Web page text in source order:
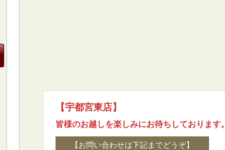
【宇都宮東店】
皆様のお越しを楽しみにお待ちしております。
【お問い合わせは下記までどうぞ】